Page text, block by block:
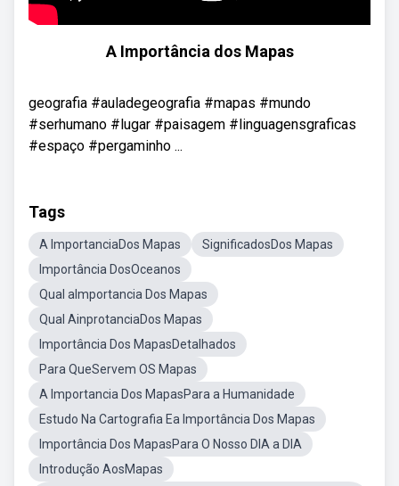
A Importância dos Mapas
geografia #auladegeografia #mapas #mundo
#serhumano #lugar #paisagem #linguagensgraficas
#espaço #pergaminho ...
Tags
A ImportanciaDos Mapas
SignificadosDos Mapas
Importância DosOceanos
Qual aImportancia Dos Mapas
Qual AinprotanciaDos Mapas
Importância Dos MapasDetalhados
Para QueServem OS Mapas
A Importancia Dos MapasPara a Humanidade
Estudo Na Cartografia Ea Importância Dos Mapas
Importância Dos MapasPara O Nosso DIA a DIA
Introdução AosMapas